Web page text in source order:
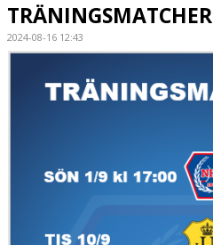
BILDGALLERI
TRÄNINGSMATCHER
2024-08-16 12:43